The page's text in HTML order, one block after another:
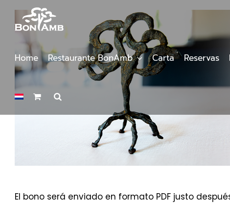
contenido
Home Restaurante BonAmb Carta Reservas
El bono será enviado en formato PDF justo